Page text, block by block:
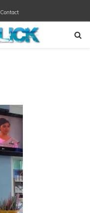
Contact